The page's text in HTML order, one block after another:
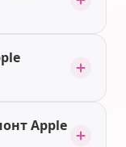
Apple